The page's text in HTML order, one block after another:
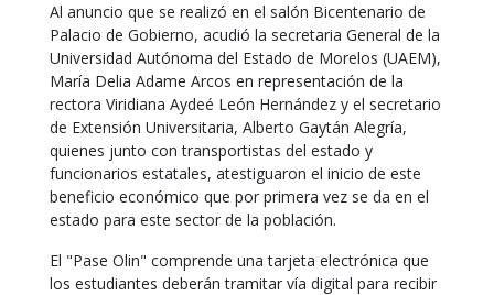
Al anuncio que se realizó en el salón Bicentenario de
Palacio de Gobierno, acudió la secretaria General de la
Universidad Autónoma del Estado de Morelos (UAEM),
María Delia Adame Arcos en representación de la
rectora Viridiana Aydeé León Hernández y el secretario
de Extensión Universitaria, Alberto Gaytán Alegría,
quienes junto con transportistas del estado y
funcionarios estatales, atestiguaron el inicio de este
beneficio económico que por primera vez se da en el
estado para este sector de la población.
El "Pase Olin" comprende una tarjeta electrónica que
los estudiantes deberán tramitar vía digital para recibir